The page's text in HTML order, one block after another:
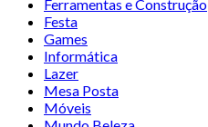
Ferramentas e Construção
Festa
Games
Informática
Lazer
Mesa Posta
Móveis